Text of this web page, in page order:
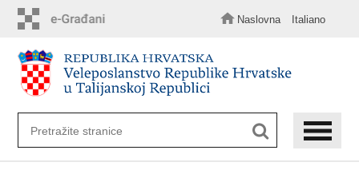
sadržaj
Naslovna Italiano